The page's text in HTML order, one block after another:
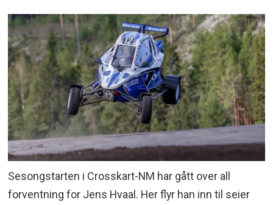
Sesongstarten i Crosskart-NM har gått over all
forventning for Jens Hvaal. Her flyr han inn til seier